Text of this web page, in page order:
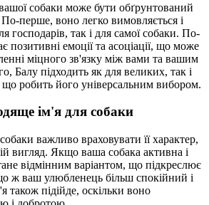
собаки може бути обґрунтований
перше, воно легко вимовляється і
господарів, так і для самої собаки. По-
позитивні емоції та асоціації, що може
міцного зв'язку між вами та вашим
Балу підходить як для великих, так і
робить його універсальним вибором.
ім'я для собаки
важливо враховувати її характер,
вигляд. Якщо ваша собака активна і
відмінним варіантом, що підкреслює
ж ваш улюбленець більш спокійний і
також підійде, оскільки воно